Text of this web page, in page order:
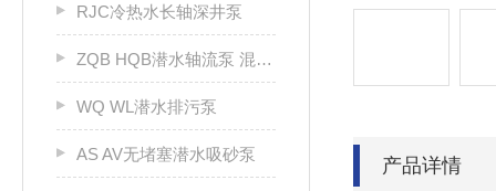
RJC冷热水长轴深井泵
ZQB HQB潜水轴流泵 混流泵
WQ WL潜水排污泵
AS AV无堵塞潜水吸砂泵
产品详情